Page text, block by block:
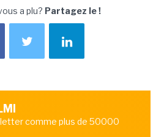
a plu? Partagez le !
comme plus de 50000